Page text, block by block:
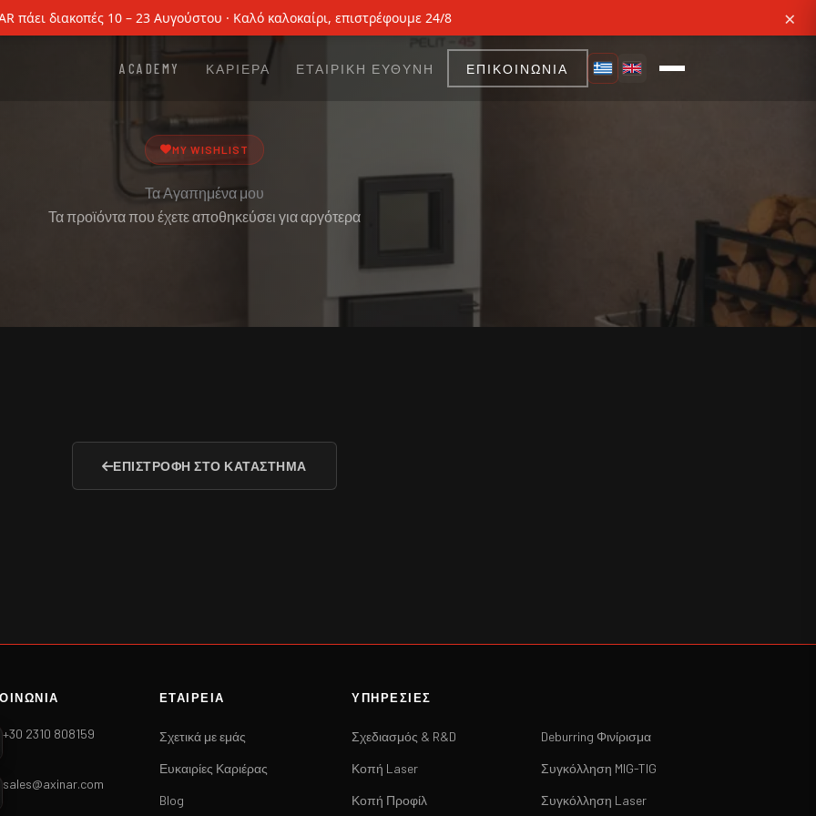
ACADEMY ΚΑΡΙΕΡΑ ΕΤΑΙΡΙΚΗ ΕΥΘΥΝΗ ΕΠΙΚΟΙΝΩΝΙΑ
πάει διακοπές 10 – 23 Αυγούστου · Καλό καλοκαίρι, επιστρέφουμε 24/8 ×
MY WISHLIST
Τα Αγαπημένα μου
Τα προϊόντα που έχετε αποθηκεύσει για αργότερα
ΕΠΙΣΤΡΟΦΉ ΣΤΟ ΚΑΤΆΣΤΗΜΑ
+30 2310 808159
sales@axinar.com
ΕΤΑΙΡΕΙΑ
Σχετικά με εμάς
Ευκαιρίες Καριέρας
Blog
ΥΠΗΡΕΣΙΕΣ
Σχεδιασμός & R&D
Κοπή Laser
Κοπή Προφίλ
Deburring Φινίρισμα
Συγκόλληση MIG-TIG
Συγκόλληση Laser